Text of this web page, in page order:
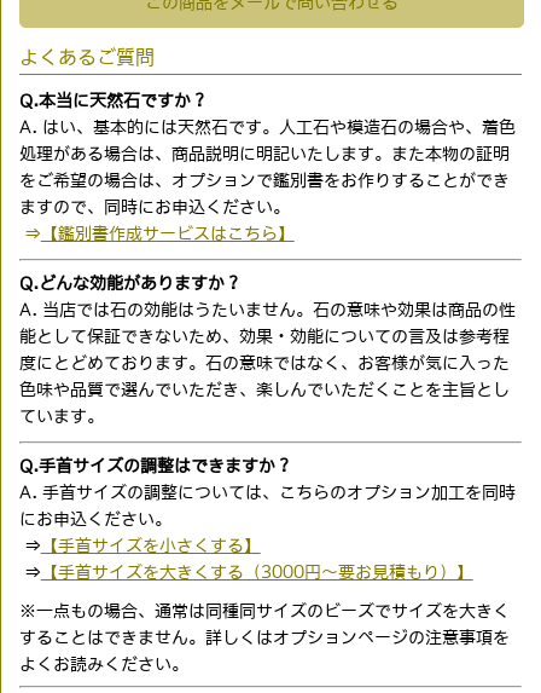
よくあるご質問
Q.本当に天然石ですか？
A. はい、基本的には天然石です。人工石や模造石の場合や、着色
処理がある場合は、商品説明に明記いたします。また本物の証明
をご希望の場合は、オプションで鑑別書をお作りすることができ
ますので、同時にお申込ください。
⇒ 【鑑別書作成サービスはこちら】
Q.どんな効能がありますか？
A. 当店では石の効能はうたいません。石の意味や効果は商品の性
能として保証できないため、効果・効能についての言及は参考程
度にとどめております。石の意味ではなく、お客様が気に入った
色味や品質で選んでいただき、楽しんでいただくことを主旨とし
ています。
Q.手首サイズの調整はできますか？
A. 手首サイズの調整については、こちらのオプション加工を同時
にお申込ください。
⇒ 【手首サイズを小さくする】
⇒ 【手首サイズを大きくする（3000円〜要お見積もり）】
※一点もの場合、通常は同種同サイズのビーズでサイズを大きく
することはできません。詳しくはオプションページの注意事項を
よくお読みください。